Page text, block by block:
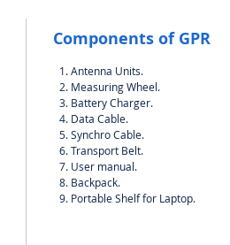
Components of GPR
Antenna Units.
Measuring Wheel.
Battery Charger.
Data Cable.
Synchro Cable.
Transport Belt.
User manual.
Backpack.
Portable Shelf for Laptop.